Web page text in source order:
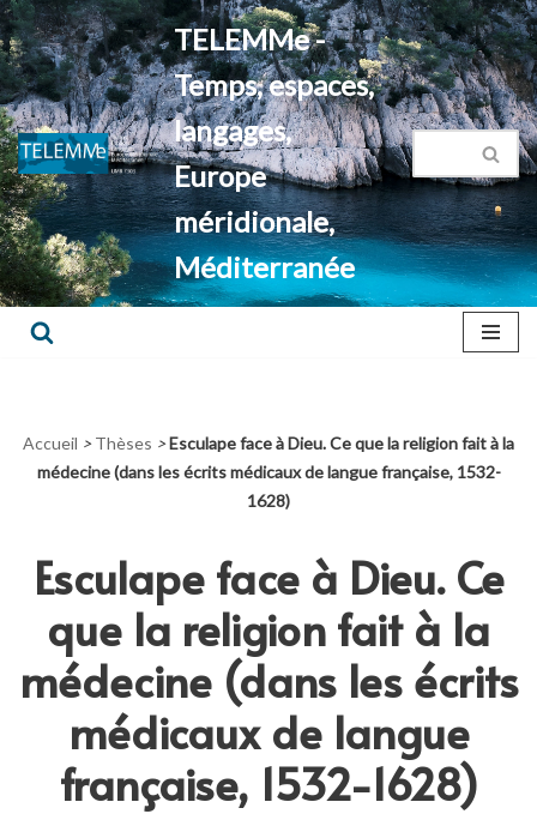
Aller
au
contenu
TELEMMe -
Temps, espaces,
langages,
Europe
méridionale,
Méditerranée
Accueil > Thèses >Esculape face à Dieu. Ce que la religion fait à la
médecine (dans les écrits médicaux de langue française, 1532-
1628)
Esculape face à Dieu. Ce
que la religion fait à la
médecine (dans les écrits
médicaux de langue
française, 1532-1628)